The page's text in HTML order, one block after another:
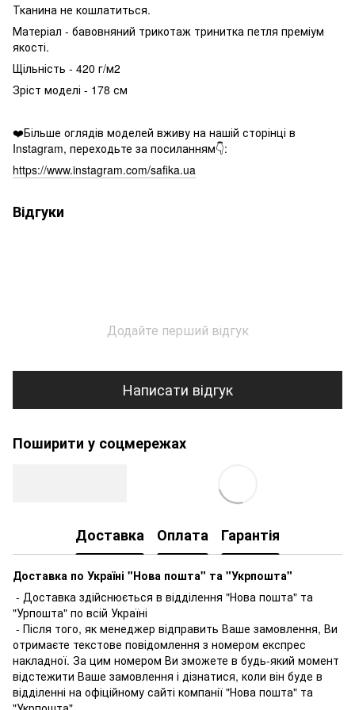
Тканина не кошлатиться.
Матеріал - бавовняний трикотаж тринитка петля преміум
якості.
Щільність - 420 г/м2
Зріст моделі - 178 см
❤️Більше оглядів моделей вживу на нашій сторінці в
Instagram, переходьте за посиланням👇:
https://www.instagram.com/safika.ua
Відгуки
Додайте перший відгук
Написати відгук
Поширити у соцмережах
Доставка Оплата Гарантія
Доставка по Україні "Нова пошта" та "Укрпошта"
- Доставка здійснюється в відділення "Нова пошта" та
"Урпошта" по всій Україні
- Після того, як менеджер відправить Ваше замовлення, Ви
отримаєте текстове повідомлення з номером експрес
накладної. За цим номером Ви зможете в будь-який момент
відстежити Ваше замовлення і дізнатися, коли він буде в
відділенні на офіційному сайті компанії "Нова пошта" та